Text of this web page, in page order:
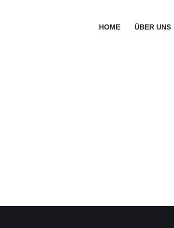
HOME ÜBER UNS